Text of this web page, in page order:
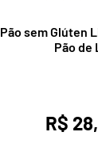
Pão sem Glúten
Pão de
R$